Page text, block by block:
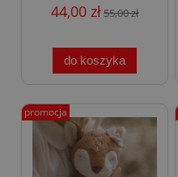
44,00 zł55,00 zł
do koszyka
promocja